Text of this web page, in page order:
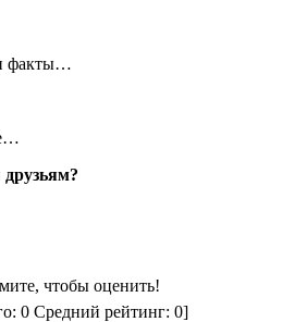
факты…
чтобы оценить!
0Средний рейтинг: 0]